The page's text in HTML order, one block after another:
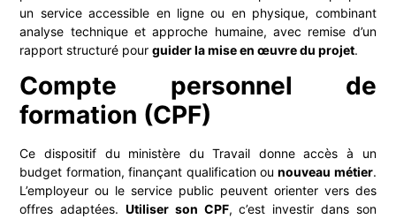
un service accessible en ligne ou en physique, combinant
analyse technique et approche humaine, avec remise d’un
rapport structuré pourguider la mise en œuvre du projet.
Compte personnel de
formation (CPF)
Ce dispositif du ministère du Travail donne accès à un
budget formation, finançant qualification ounouveau métier.
L’employeur ou le service public peuvent orienter vers des
offres adaptées. Utiliser son CPF, c’est investir dans son